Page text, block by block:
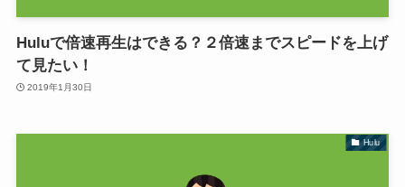
Huluで倍速再生はできる？２倍速までスピードを上げ
て見たい！
2019年1月30日
Hulu